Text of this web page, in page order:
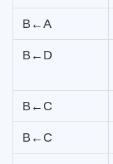
B←A
B←D
B←C
B←C